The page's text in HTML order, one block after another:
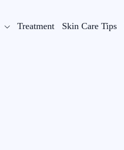
Treatment Skin Care Tips